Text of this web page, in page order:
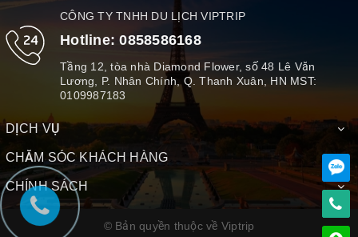
CÔNG TY TNHH DU LỊCH VIPTRIP
Hotline:0858586168
Tầng 12, tòa nhà Diamond Flower, số 48 Lê Văn
Lương, P. Nhân Chính, Q. Thanh Xuân, HN MST:
0109987183
DỊCH VỤ
CHĂM SÓC KHÁCH HÀNG
CHÍNH SÁCH
© Bản quyền thuộc về Viptrip